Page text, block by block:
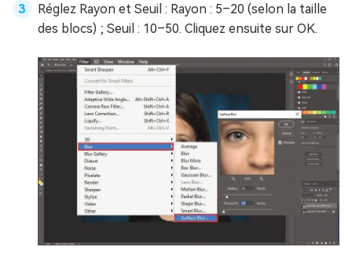
Réglez Rayon et Seuil : Rayon : 5–20 (selon la taille
des blocs) ; Seuil : 10–50. Cliquez ensuite sur OK.